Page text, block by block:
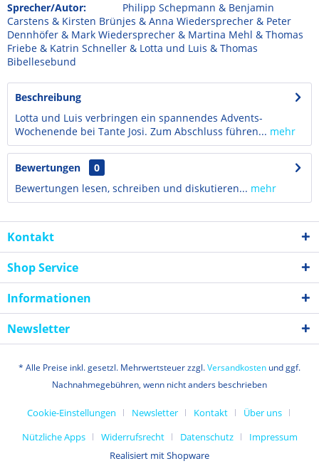
Sprecher/Autor:
Philipp Schepmann & Benjamin
Carstens & Kirsten Brünjes & Anna Wiedersprecher & Peter
Dennhöfer & Mark Wiedersprecher & Martina Mehl & Thomas
Friebe & Katrin Schneller & Lotta und Luis & Thomas
Bibellesebund
Beschreibung
Lotta und Luis verbringen ein spannendes Advents-
Wochenende bei Tante Josi. Zum Abschluss führen... mehr
Bewertungen
0
Bewertungen lesen, schreiben und diskutieren... mehr
Kontakt
Shop Service
Informationen
Newsletter
* Alle Preise inkl. gesetzl. Mehrwertsteuer zzgl.Versandkosten und ggf.
Nachnahmegebühren, wenn nicht anders beschrieben
Cookie-Einstellungen Newsletter Kontakt
Über uns
Nützliche Apps
Widerrufsrecht Datenschutz
Impressum
Realisiert mit Shopware